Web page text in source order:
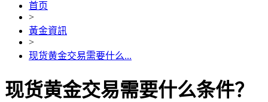
首页
>
黃金資訊
>
现货黄金交易需要什么...
现货黄金交易需要什么条件？